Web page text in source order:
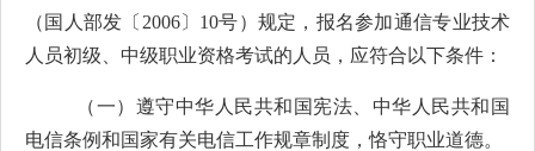
（国人部发〔 2006〕 10号）规定，报名参加通信专业技术
人员初级、中级职业资格考试的人员，应符合以下条件：
（一）遵守中华人民共和国宪法、中华人民共和国
电信条例和国家有关电信工作规章制度，恪守职业道德。